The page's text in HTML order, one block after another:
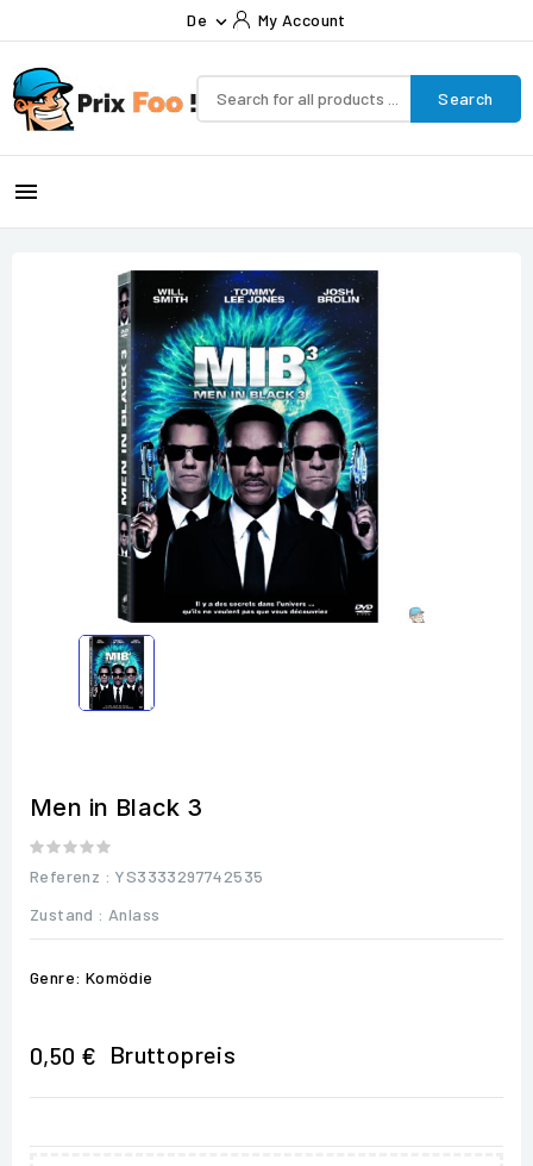
De  My Account
Search

Men in Black 3
Referenz : YS3333297742535
Zustand : Anlass
Genre: Komödie
0,50 € Bruttopreis